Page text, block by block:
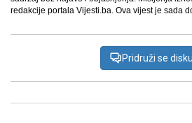
redakcije portala Vijesti.ba. Ova vijest je sada
Pridruži se